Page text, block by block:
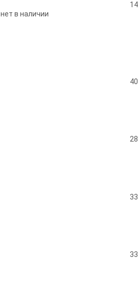
нет в наличии